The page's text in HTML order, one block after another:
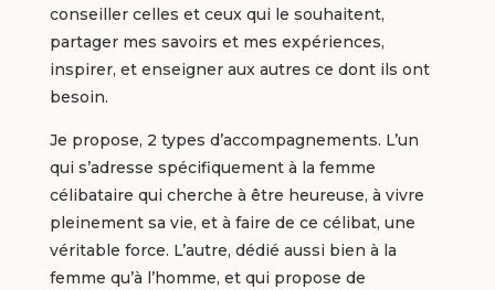
conseiller celles et ceux qui le souhaitent,
partager mes savoirs et mes expériences,
inspirer, et enseigner aux autres ce dont ils ont
besoin.
Je propose, 2 types d’accompagnements. L’un
qui s’adresse spécifiquement à la femme
célibataire qui cherche à être heureuse, à vivre
pleinement sa vie, et à faire de ce célibat, une
véritable force. L’autre, dédié aussi bien à la
femme qu’à l’homme, et qui propose de